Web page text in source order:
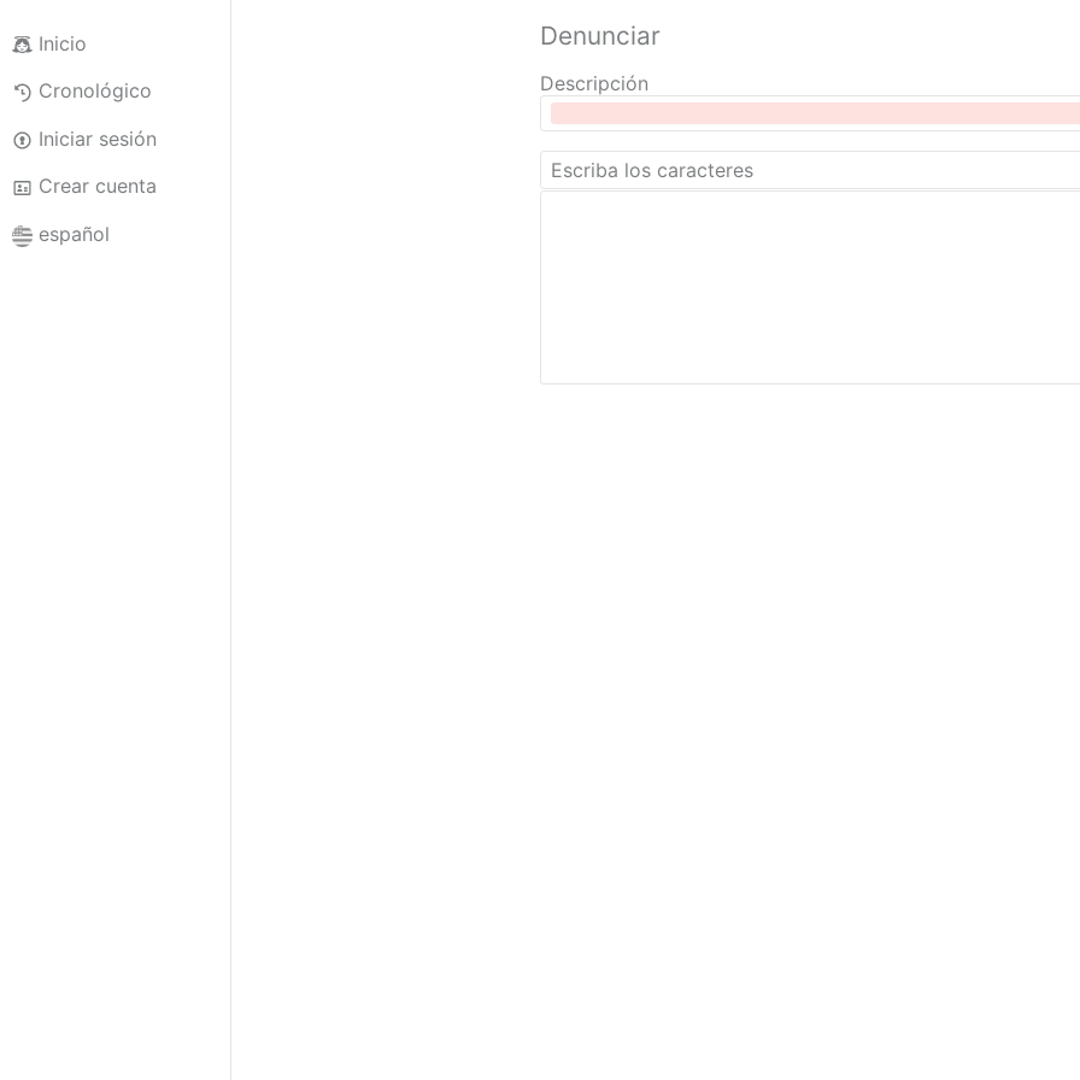
Inicio
Cronológico
Iniciar sesión
Crear cuenta
español
Denunciar
Descripción